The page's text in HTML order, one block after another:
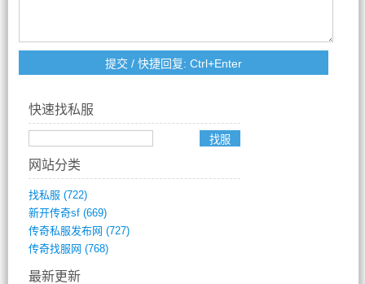
快速找私服
网站分类
找私服 (722)
新开传奇sf(669)
传奇私服发布网 (727)
传奇找服网 (768)
最新更新